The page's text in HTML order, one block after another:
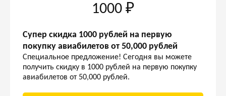
1000 ₽
Супер скидка 1000 рублей на первую
покупку авиабилетов от 50,000 рублей
Специальное предложение! Сегодня вы можете
получить скидку в 1000 рублей на первую покупку
авиабилетов от 50,000 рублей.